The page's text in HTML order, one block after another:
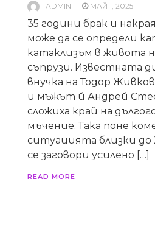
ADMIN МАЙ 1, 2025
35 години брак и
може да се определи
катаклизъм в живота
съпрузи. Известната
внучка на Тодор
и мъжът й Андрей
сложиха край на
мъчение. Така поне
ситуацията близки до
се заговори усилено […]
READ MORE